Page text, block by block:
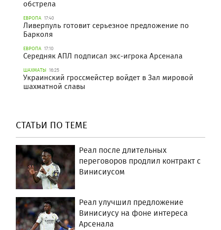
обстрела
ЕВРОПА 17:40
Ливерпуль готовит серьезное предложение по
Барколя
ЕВРОПА 17:10
Середняк АПЛ подписал экс-игрока Арсенала
ШАХМАТЫ 16:25
Украинский гроссмейстер войдет в Зал мировой
шахматной славы
СТАТЬИ ПО ТЕМЕ
Реал после длительных
переговоров продлил контракт с
Винисиусом
Реал улучшил предложение
Винисиусу на фоне интереса
Арсенала